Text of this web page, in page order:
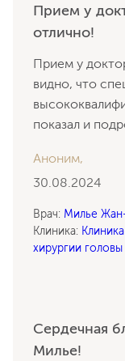
Прием у
отлично!
Прием у
видно, что
показал и
Аноним,
30.08.2024
Врач: Милье
Клиника:
хирургии
Сердечная
Милье!